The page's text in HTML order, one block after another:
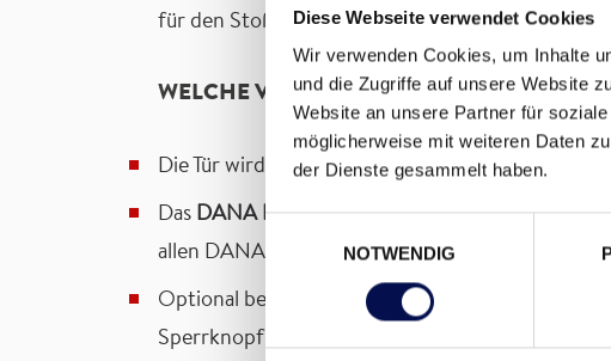
Diese Webseite verwendet Cookies
Wir verwenden Cookies, um Inhalte
und die Zugriffe auf unsere Website
Website an unsere Partner für
möglicherweise mit weiteren Daten
der Dienste gesammelt haben.
Einwilligungsauswahl
NOTWENDIG
für den Stoßgriff Nizza mit dessen
WELCHE VORTEILE BRINGT DIESE
Die Tür wird dank Magnettechnikautomatisch
Das DANA EASY HOLD Systemmit Stoßgriff
allen DANA
Vollbaudrehtürelementen
Optional besonders komfortables Sperren über
Sperrknopf: Sperrmöglichkeit und